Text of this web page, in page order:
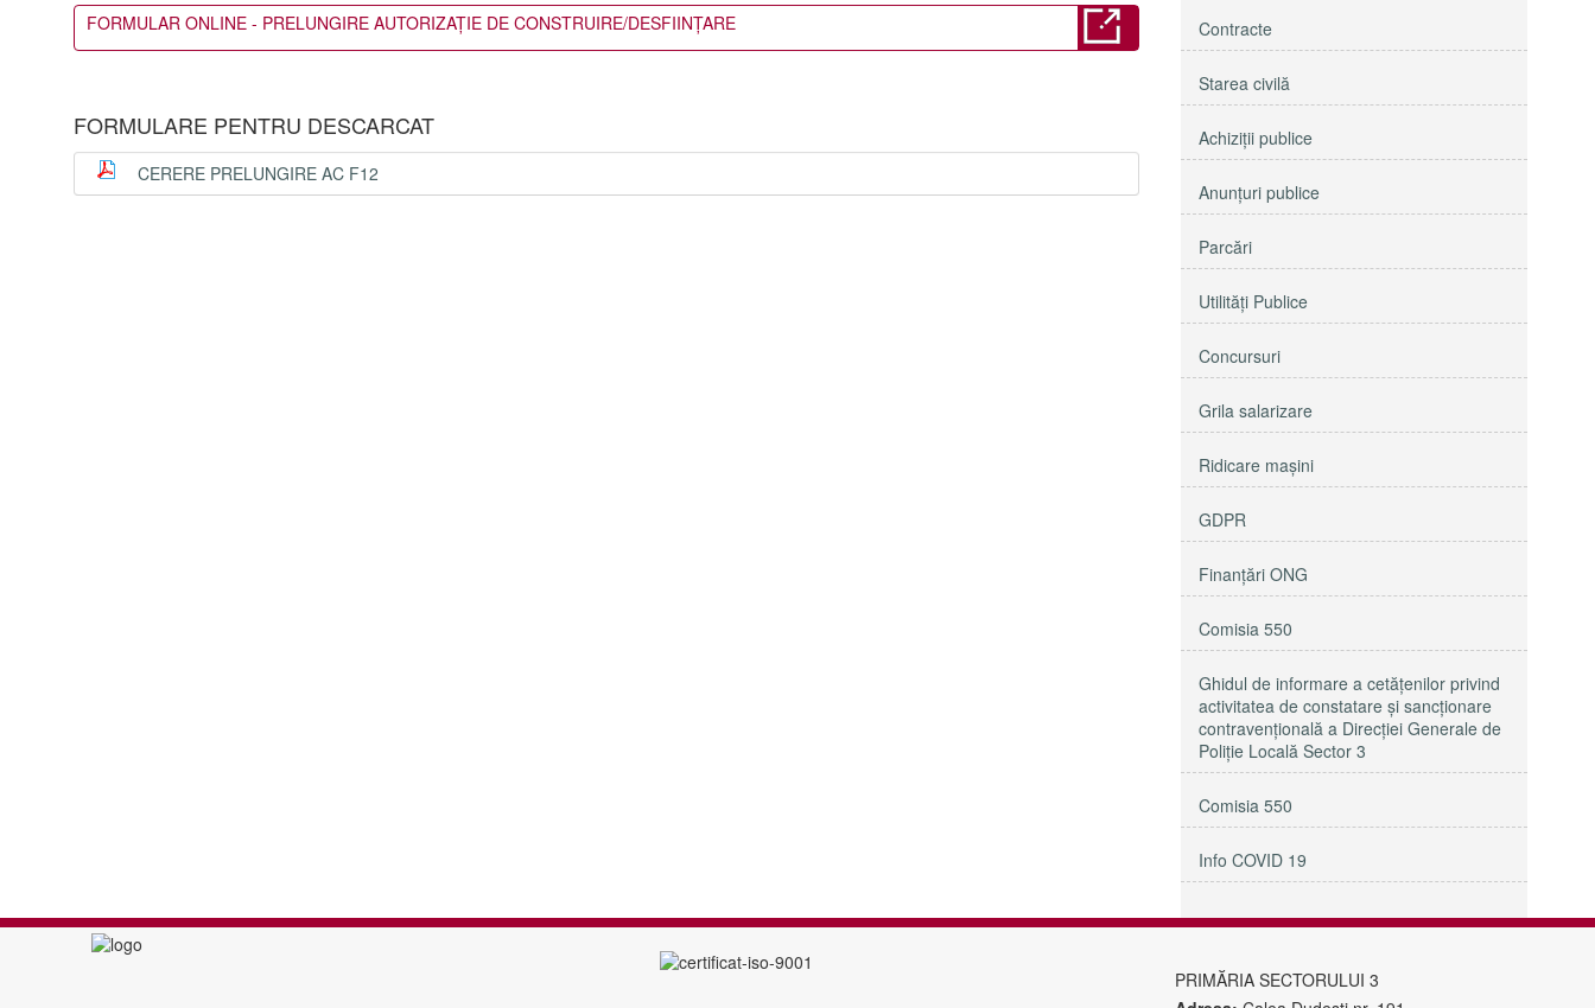
FORMULAR ONLINE - PRELUNGIRE AUTORIZAȚIE DE CONSTRUIRE/DESFIINȚARE
FORMULARE PENTRU DESCARCAT
CERERE PRELUNGIRE AC F12
Contracte
Starea civilă
Achiziţii publice
Anunţuri publice
Parcări
Utilităţi Publice
Concursuri
Grila salarizare
Ridicare maşini
GDPR
Finanțări ONG
Comisia 550
Ghidul de informare a cetățenilor privind
activitatea de constatare și sancționare
contravențională a Direcției Generale de
Poliție Locală Sector 3
Comisia 550
Info COVID 19
PRIMĂRIA SECTORULUI 3